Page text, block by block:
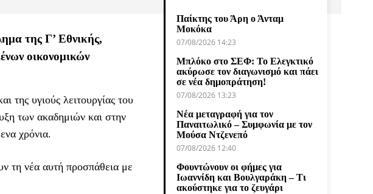
της Γ’ Εθνικής,
οικονομικών
της υγιούς λειτουργίας του
των ακαδημιών και στην
χρόνια.
τη νέα αυτή προσπάθεια με
Παίκτης του Άρη ο Άνταμ
Μοκόκα
07/08/2026 14:23
Μπλόκο στο ΣΕΦ: Το Ελεγκτικό
ακύρωσε τον διαγωνισμό και πάει
σε νέα δημοπράτηση!
07/08/2026 13:23
Νέα μεταγραφή για τον
Παναιτωλικό – Συμφωνία με τον
Μούσα Ντζενεπό
07/08/2026 12:40
Φουντώνουν οι φήμες για
Ιωαννίδη και Βουλγαράκη – Τι
ακούστηκε για το ζευγάρι